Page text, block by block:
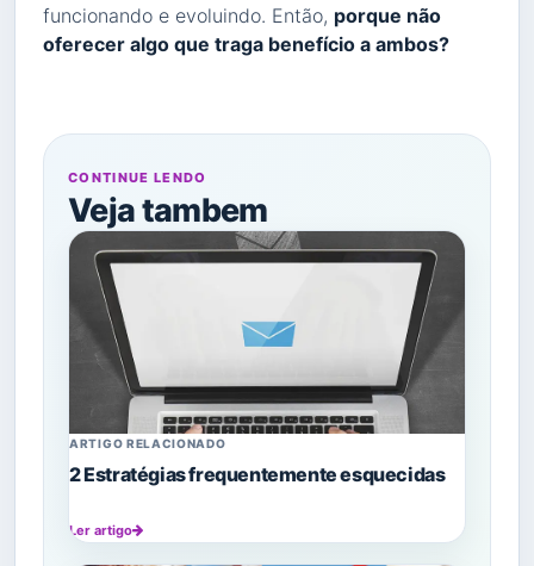
funcionando e evoluindo. Então, porque não
oferecer algo que traga benefício a ambos?
CONTINUE LENDO
Veja tambem
ARTIGO RELACIONADO
2 Estratégias frequentemente esquecidas
Ler artigo